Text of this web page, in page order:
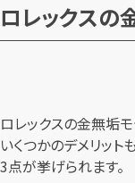
ロレックスの
ロレックスの金無垢
いくつかのデメリット
3点が挙げられます。